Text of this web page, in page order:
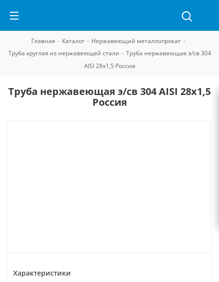
Главная - Каталог - Нержавеющий металлопрокат -
Труба круглая из нержавеющей стали - Труба нержавеющая э/св 304
AISI 28х1,5 Россия
Труба нержавеющая э/св 304 AISI 28х1,5
Россия
Характеристики